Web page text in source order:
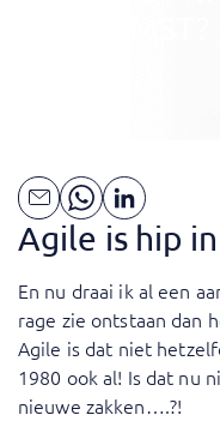
Agile is hip
En nu draai ik al een
rage zie ontstaan dan
Agile is dat niet
1980 ook al! Is dat nu
nieuwe zakken….?!